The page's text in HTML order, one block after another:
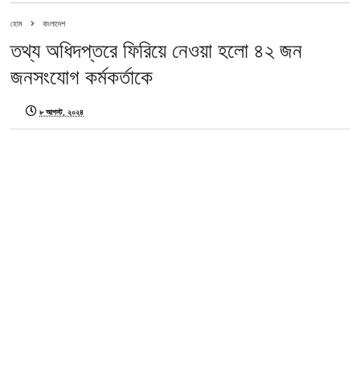
হোম বাংলাদেশ
তথ্য অধিদপ্তরে ফিরিয়ে নেওয়া হলো ৪২ জন
জনসংযোগ কর্মকর্তাকে
৮ আগস্ট, ২০২৪